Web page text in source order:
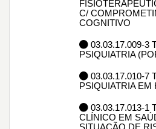
C/
COGNITIVO
03.03.17.009-3
PSIQUIATRIA
03.03.17.010-7
PSIQUIATRIA EM
03.03.17.013-1
CLÍNICO EM
SITUAÇÃO DE